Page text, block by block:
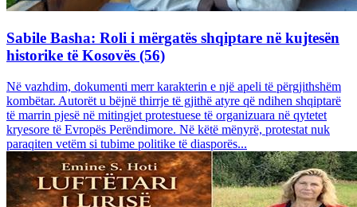
Sabile Basha: Roli i mërgatës shqiptare në kujtesën
historike të Kosovës (56)
Në vazhdim, dokumenti merr karakterin e një apeli të përgjithshëm
kombëtar. Autorët u bëjnë thirrje të gjithë atyre që ndihen shqiptarë
të marrin pjesë në mitingjet protestuese të organizuara në qytetet
kryesore të Evropës Perëndimore. Në këtë mënyrë, protestat nuk
paraqiten vetëm si tubime politike të diasporës...